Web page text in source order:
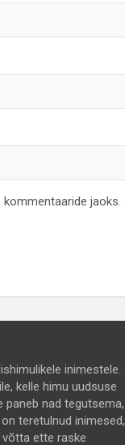
jaoks.
inimestele.
kelle himu uudsuse
paneb nad tegutsema,
teretulnud inimesed,
võtta ette raske